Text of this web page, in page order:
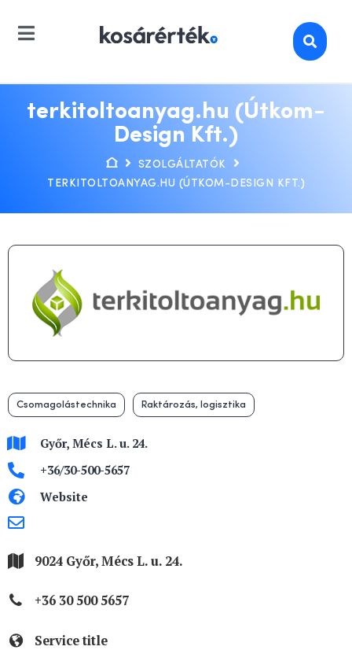
terkitoltoanyag.hu (Útkom-
Design Kft.)
SZOLGÁLTATÓK
TERKITOLTOANYAG.HU (ÚTKOM-DESIGN KFT.)
Csomagolástechnika Raktározás, logisztika
Győr, Mécs L. u. 24.
+36/30-500-5657
Website
9024 Győr, Mécs L. u. 24.
+36 30 500 5657
Service title